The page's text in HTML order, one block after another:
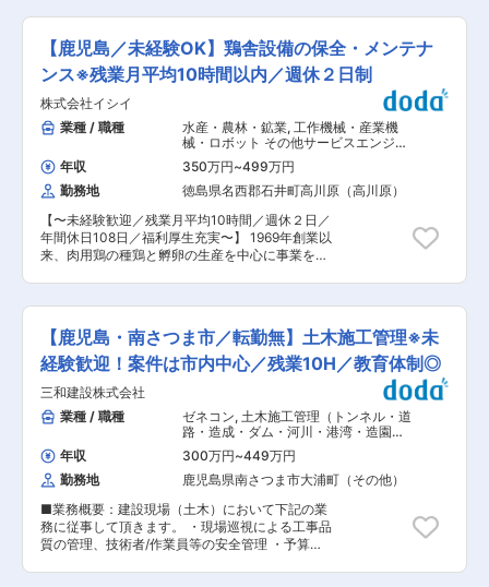
が終わればすぐ帰るようにして頂いております。
・資格取得は全額会社にて支給しています。 試験
を受けるまでの予備校の講習代、受験費用は全額
負担。 変更の範囲：会社の定める業務
的な業務＞ ・建設現場での施工管理 ・施工管理
に関する書類作成業務 〜土木施工管理業務とは〜
土木施工管理業務は、道路や橋などの建設現場で
働く仕事です。工事が計画通りに進むように管理
し、安全に作業が行われるように確認します。ま
た、予算やスケジュールの管理も行います。労働
者たちとコミュニケーションを取り、問題があれ
ば解決します。 ＜業務特徴＞ ・対象エリアは主
に南さつま市一円で遠方への出張は発生しませ
ん。 ・手がける案件は土木の公共工事／道路工
事、河川港湾工事などもあります。 ・入社後は未
経験の方でも流れから理解いただけるよう、先輩
社員について業務をレクチャーいただくところか
らスタートします。徐々に簡単な補助業務からお
任せしていきますので、ご安心ください。 ・経験
をお持ちの方はこれまでの経験に応じて1つずつ
2名、その他40代を中心に60代以上の方も活躍中
です。住まいは南さつま市、南九州市エリアから
の通勤者が多く、もちろん車通勤可能です。 ■魅
力： ・2024年度からは年間を通じて「完全週休
２日制」としています。正月やGW、お盆の長期
休暇もしっかりと確保しているため、安定して長
期的に就業いただけます◎有給取得も調整が叶え
ば積極的に取得しておりますので、プライベート
とお仕事のメリハリをつけて働くことが可能で
す。 ■特徴： 当社は創業52年の総合建設業で
す。南さつま市一円にて公共工事を主体に土木工
事、とび土木工事、舗装工事、解体工事を行って
います。
【鹿児島／未経験OK】鶏舎設備の保全・メンテナ
ンス※残業月平均10時間以内／週休２日制
株式会社イシイ
業種 / 職種
水産・農林・鉱業, 工作機械・産業機
械・ロボット その他サービスエンジニ
ア
年収 350万円~499万円
勤務地
徳島県名西郡石井町高川原（高川原）
【〜未経験歓迎／残業月平均10時間／週休２日／
年間休日108日／福利厚生充実〜】 1969年創業以
来、肉用鶏の種鶏と孵卵の生産を中心に事業を展
ンテナンス、保全 ・部材持ち込み、修理 等 ■入
社後について 研修を本社かWEBで受けていただ
きます。その後、配属になり、配属先での研修や
ＯＪＴで業務を覚えていただきます。先輩社員が
手厚くフォローするので、未経験の方でも安心し
て入社いただけます。 ■組織構成 69名（20代:9
名、30代:5名、40代:9名、50代:15名、60代:20
名） 幅広い年代の方が活躍いただけてます！女性
の方も活躍中！ ■評価制度：当社の評価制度で
は、社員一人一人が目標をもち、公正な評価・行
動と成果に見合った評価を行うことを大切にして
おります。 そのため、コンピテンシー（プロセス
評価）とMBO（数値評価）による評価制度を採用
しており、結果ばかりではなく過程にも目を向け
て、社員の評価を行っております。 ■働き方：
・週休：シフトによる週2日制です。※シフトの都
【鹿児島・南さつま市／転勤無】土木施工管理※未
経験歓迎！案件は市内中心／残業10H／教育体制◎
三和建設株式会社
業種 / 職種
ゼネコン, 土木施工管理（トンネル・道
路・造成・ダム・河川・港湾・造園な
ど） 土木施工管理（上下水道）
年収 300万円~449万円
勤務地
鹿児島県南さつま市大浦町（その他）
■業務概要：建設現場（土木）において下記の業
務に従事して頂きます。 ・現場巡視による工事品
質の管理、技術者/作業員等の安全管理 ・予算管